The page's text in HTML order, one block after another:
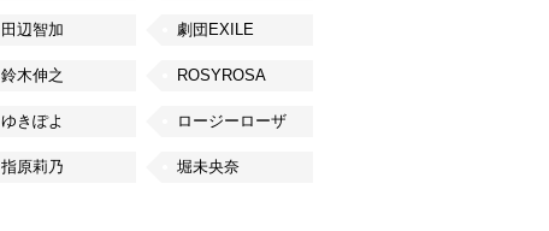
田辺智加 劇団EXILE
鈴木伸之 ROSYROSA
ゆきぽよ ロージーローザ
指原莉乃 堀未央奈